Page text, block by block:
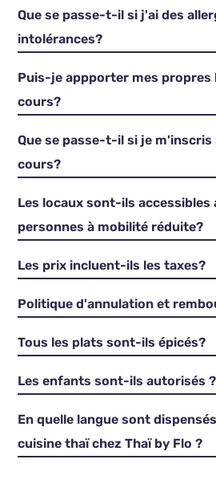
Que se passe-t-il si j'ai des
intolérances?
Puis-je appporter mes propres
cours?
Que se passe-t-il si je m'inscris
cours?
Les locaux sont-ils accessibles
personnes à mobilité réduite?
Les prix incluent-ils les taxes?
Politique d'annulation et
Tous les plats sont-ils épicés?
Les enfants sont-ils autorisés ?
En quelle langue sont
cuisine thaï chez Thaï by Flo ?